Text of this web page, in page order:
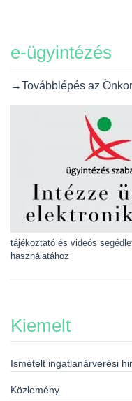
e-ügyintézés
→Továbblépés az
tájékoztató és videós
használatához
Kiemelt
Ismételt ingatlanárverési
Közlemény